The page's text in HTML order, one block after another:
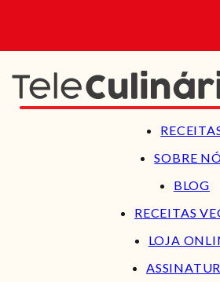
SOBRE
BLOG
RECEITAS
LOJA